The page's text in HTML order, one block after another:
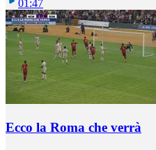
01:47
Ecco la Roma che verrà